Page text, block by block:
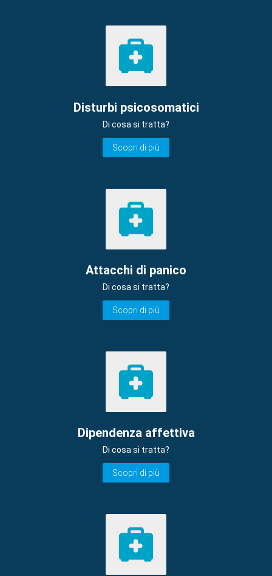
Disturbi psicosomatici
Di cosa si tratta?
Scopri di più
Attacchi di panico
Di cosa si tratta?
Scopri di più
Dipendenza affettiva
Di cosa si tratta?
Scopri di più